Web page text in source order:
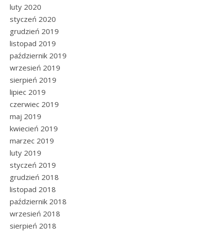
luty 2020
styczeń 2020
grudzień 2019
listopad 2019
październik 2019
wrzesień 2019
sierpień 2019
lipiec 2019
czerwiec 2019
maj 2019
kwiecień 2019
marzec 2019
luty 2019
styczeń 2019
grudzień 2018
listopad 2018
październik 2018
wrzesień 2018
sierpień 2018